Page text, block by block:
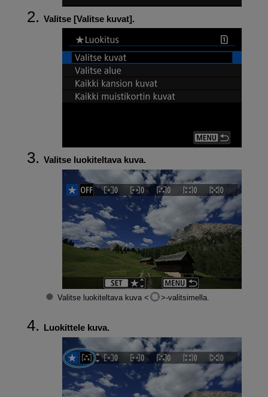
Valitse [Valitse kuvat].
Valitse luokiteltava kuva.
Valitse luokiteltava kuva -valitsimella.
Luokittele kuva.